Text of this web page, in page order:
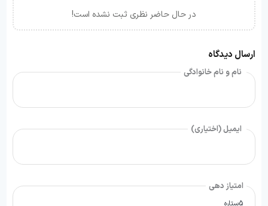
در حال حاضر نظری ثبت نشده است!
ارسال دیدگاه
نام و نام خانوادگی
ایمیل (اختیاری)
امتیاز دهی